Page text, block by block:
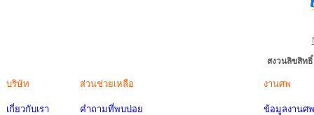
สงวนลิขสิท
บริษัท
เกี่ยวกับเรา
ส่วนช่วยเหลือ
คำถามที่พบบ่อย
งานศพ
ข้อมูลงานศพ